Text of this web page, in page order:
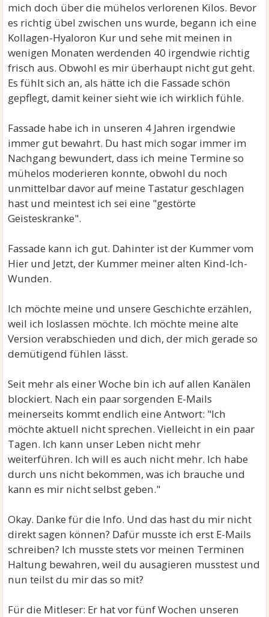
mich doch über die mühelos verlorenen Kilos. Bevor
es richtig übel zwischen uns wurde, begann ich eine
Kollagen-Hyaloron Kur und sehe mit meinen in
wenigen Monaten werdenden 40 irgendwie richtig
frisch aus. Obwohl es mir überhaupt nicht gut geht.
Es fühlt sich an, als hätte ich die Fassade schön
gepflegt, damit keiner sieht wie ich wirklich fühle.
Fassade habe ich in unseren 4 Jahren irgendwie
immer gut bewahrt. Du hast mich sogar immer im
Nachgang bewundert, dass ich meine Termine so
mühelos moderieren konnte, obwohl du noch
unmittelbar davor auf meine Tastatur geschlagen
hast und meintest ich sei eine "gestörte
Geisteskranke".
Fassade kann ich gut. Dahinter ist der Kummer vom
Hier und Jetzt, der Kummer meiner alten Kind-Ich-
Wunden.
Ich möchte meine und unsere Geschichte erzählen,
weil ich loslassen möchte. Ich möchte meine alte
Version verabschieden und dich, der mich gerade so
demütigend fühlen lässt.
Seit mehr als einer Woche bin ich auf allen Kanälen
blockiert. Nach ein paar sorgenden E-Mails
meinerseits kommt endlich eine Antwort: "Ich
möchte aktuell nicht sprechen. Vielleicht in ein paar
Tagen. Ich kann unser Leben nicht mehr
weiterführen. Ich will es auch nicht mehr. Ich habe
durch uns nicht bekommen, was ich brauche und
kann es mir nicht selbst geben."
Okay. Danke für die Info. Und das hast du mir nicht
direkt sagen können? Dafür musste ich erst E-Mails
schreiben? Ich musste stets vor meinen Terminen
Haltung bewahren, weil du ausagieren musstest und
nun teilst du mir das so mit?
Für die Mitleser: Er hat vor fünf Wochen unseren